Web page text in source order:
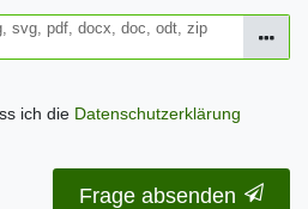
svg, pdf, docx, doc, odt, zip
ich die Daten­schutz­erklärung
Frage absenden